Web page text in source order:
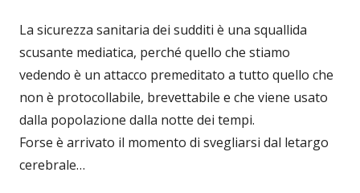
La sicurezza sanitaria dei sudditi è una squallida
scusante mediatica, perché quello che stiamo
vedendo è un attacco premeditato a tutto quello che
non è protocollabile, brevettabile e che viene usato
dalla popolazione dalla notte dei tempi.
Forse è arrivato il momento di svegliarsi dal letargo
cerebrale…